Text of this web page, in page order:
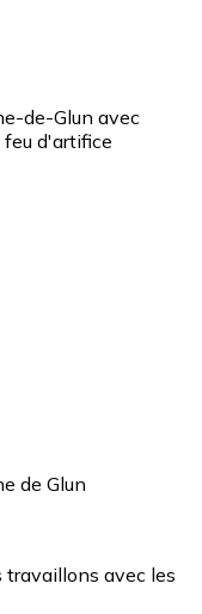
de-Glun avec
d'artifice
de Glun
travaillons avec les